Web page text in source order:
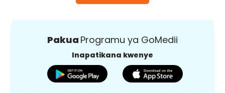
Pakua Programu ya GoMedii
Inapatikana kwenye